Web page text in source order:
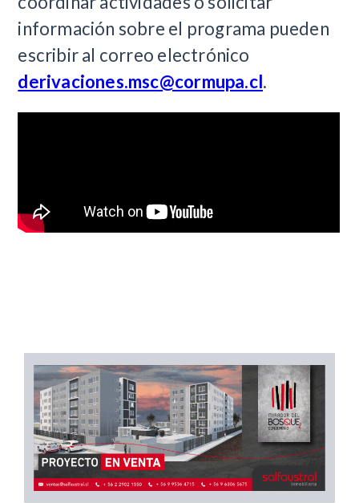
información sobre el programa pueden
escribir al correo electrónico
derivaciones.msc@cormupa.cl.